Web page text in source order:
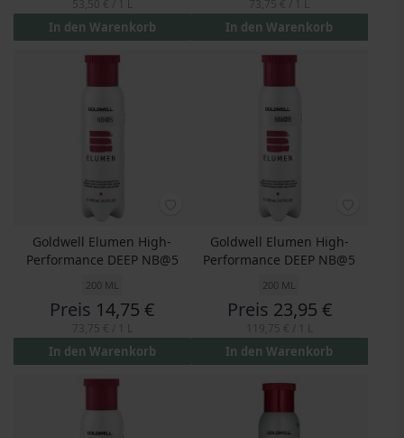
In den Warenkorb In den Warenkorb
Goldwell Elumen High-
Performance DEEP NB@5
200 ML
Preis 14,75 €
In den Warenkorb
Goldwell Elumen High-
Performance DEEP NB@5
200 ML
Preis 23,95 €
In den Warenkorb